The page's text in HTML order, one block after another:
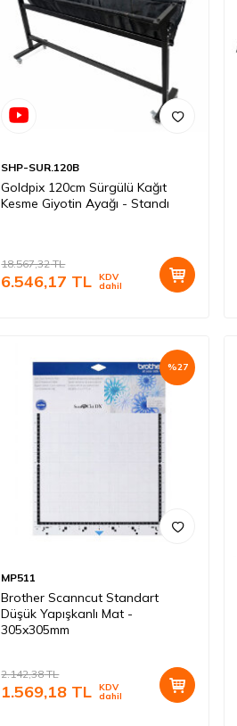
SHP-SUR.120B
Goldpix 120cm Sürgülü Kağıt
Kesme Giyotin Ayağı - Standı
18.567,32TL
6.546,17 TL KDV
dahil
%27
MP511
Brother Scanncut Standart
Düşük Yapışkanlı Mat -
305x305mm
2.142,38TL
1.569,18 TL KDV
dahil